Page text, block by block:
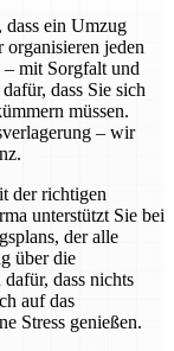
ein Umzug
jeden
mit Sorgfalt und
dass Sie sich
müssen.
– wir
der richtigen
unterstützt Sie bei
der alle
über die
dass nichts
auf das
Stress genießen.